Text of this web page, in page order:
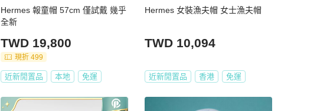
Hermes 報童帽 57cm 僅試戴 幾乎
全新
TWD 19,800
現折 499
近新閒置品 本地 免運
Hermes 女裝漁夫帽 女士漁夫帽
TWD 10,094
近新閒置品 香港 免運